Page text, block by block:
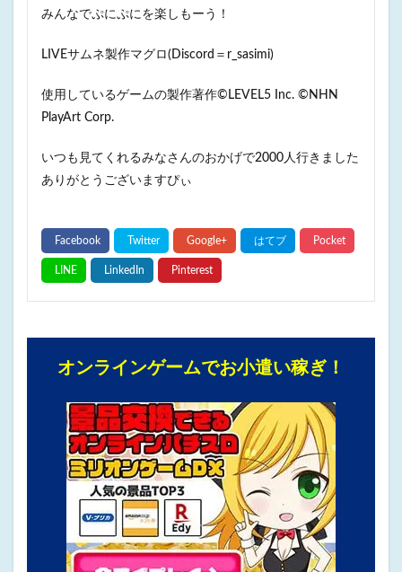
みんなでぷにぷにを楽しもーう！
LIVEサムネ製作マグロ(Discord＝r_sasimi)
使用しているゲームの製作著作©LEVEL5 Inc. ©NHN
PlayArt Corp.
いつも見てくれるみなさんのおかげで2000人行きました
ありがとうございますぴぃ
オンラインゲームでお小遣い稼ぎ！